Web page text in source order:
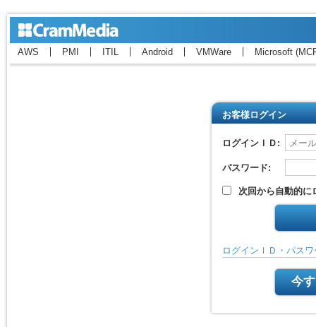
AWS PMI ITIL Android VMWare Microsoft
お客様ログイン
ログインＩＤ:
パスワード:
次回から自動的に
ログインＩＤ・パス